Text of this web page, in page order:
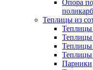
Опора
Теплицы из
Теплицы
Теплицы
Теплицы
Парники